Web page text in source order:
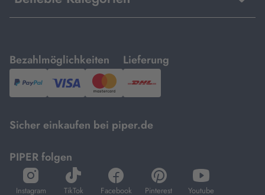
Bezahlmöglichkeiten
mit
PayPal,Visa
und
Lieferung
mit
DHL.
Sicher einkaufen bei piper.de
PIPER folgen
Instagram
öffnet
in
TikTok
öffnet
in
Facebook
öffnet
in
Pinterest
öffnet
in
Youtube
öffnet
in